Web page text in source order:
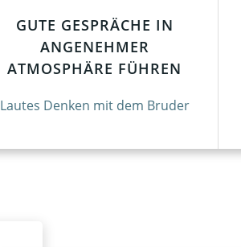
GUTE GESPRÄCHE IN
ANGENEHMER
ATMOSPHÄRE FÜHREN
Lautes Denken mit dem Bruder